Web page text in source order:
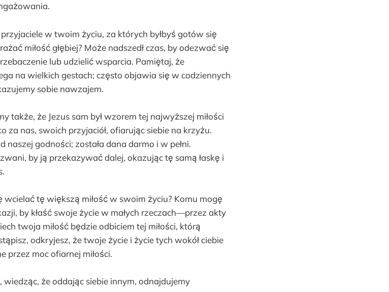
w twoim życiu, za których byłbyś gotów się
miłość głębiej? Może nadszedł czas, by odezwać się
lub udzielić wsparcia. Pamiętaj, że
na wielkich gestach; często objawia się w codziennych
sobie nawzajem.
także, że Jezus sam był wzorem tej najwyższej miłości
za nas, swoich przyjaciół, ofiarując siebie na krzyżu.
naszej godności; została dana darmo i w pełni.
by ją przekazywać dalej, okazując tę samą łaskę i
wcielać tę większą miłość w swoim życiu? Komu mogę
by kłaść swoje życie w małych rzeczach—przez akty
twoja miłość będzie odbiciem tej miłości, którą
odkryjesz, że twoje życie i życie tych wokół ciebie
przez moc ofiarnej miłości.
wiedząc, że oddając siebie innym, odnajdujemy